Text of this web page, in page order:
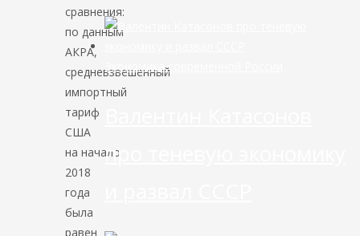
сравнения:
по данным
АКРА,
средневзвешенный
импортный
тариф
США
на начало
2018
года
была
равен
Экономика современной России
про теневую экономику